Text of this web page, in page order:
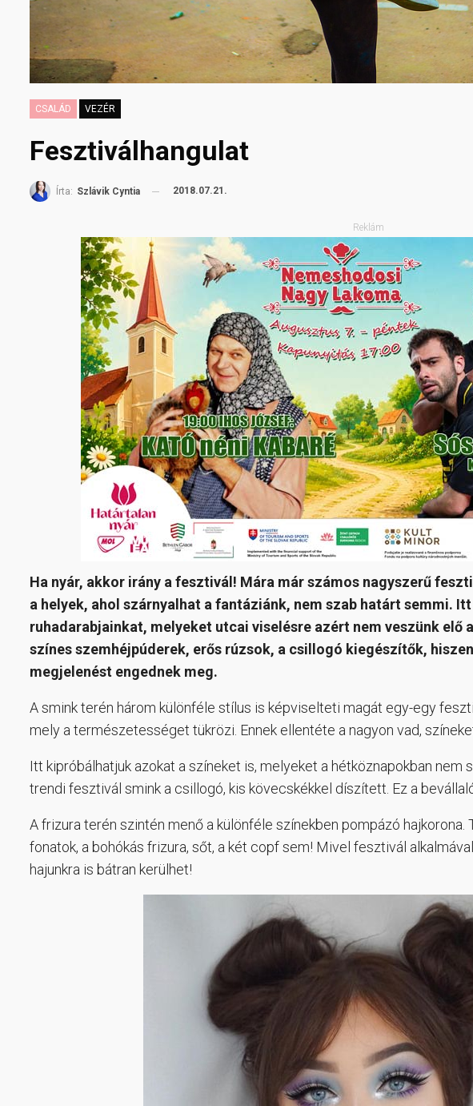
CSALÁD VEZÉR
Fesztiválhangulat
Írta: Szlávik Cyntia 2018.07.21.
Reklám
Ha nyár, akkor irány a fesztivál! Mára már számos nagyszerű
a helyek, ahol szárnyalhat a fantáziánk, nem szab határt semmi.
ruhadarabjainkat, melyeket utcai viselésre azért nem veszünk elő
színes szemhéjpúderek, erős rúzsok, a csillogó kiegészítők,
megjelenést engednek meg.
A smink terén három különféle stílus is képviselteti magát egy-egy
mely a természetességet tükrözi. Ennek ellentéte a nagyon vad,
Itt kipróbálhatjuk azokat a színeket is, melyeket a hétköznapokban nem
trendi fesztivál smink a csillogó, kis kövecskékkel díszített. Ez a
A frizura terén szintén menő a különféle színekben pompázó hajkorona.
fonatok, a bohókás frizura, sőt, a két copf sem! Mivel fesztivál
hajunkra is bátran kerülhet!